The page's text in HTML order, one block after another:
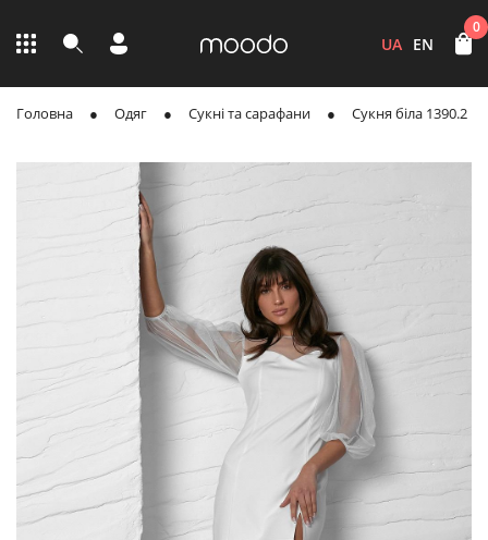
UA EN
0
Головна Одяг Сукні та сарафани Сукня біла 1390.2